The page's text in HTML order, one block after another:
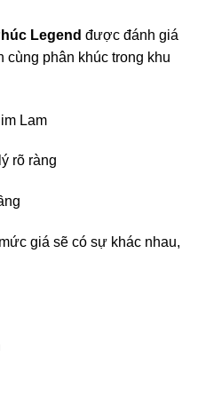
Legend được đánh giá
cùng phân khúc trong khu
Lam
rõ ràng
giá sẽ có sự khác nhau,